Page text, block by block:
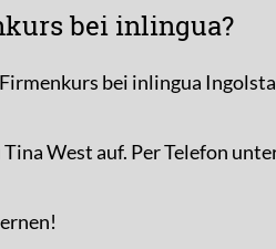
bei inlingua?
bei inlingua
West auf. Per Telefon